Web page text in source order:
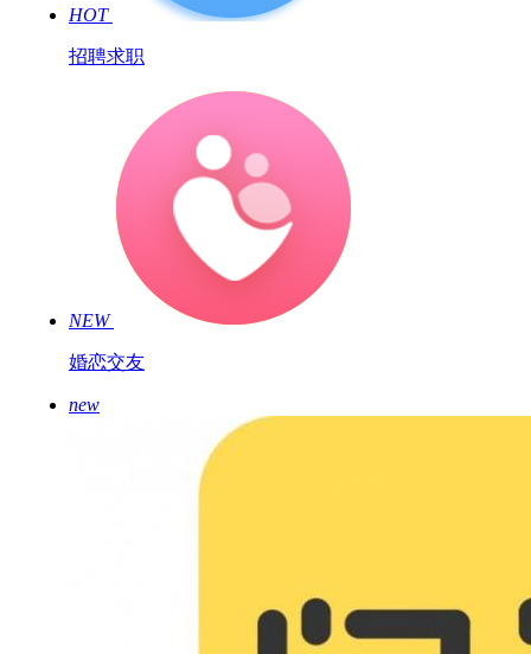
HOT
招聘求职
NEW
婚恋交友
new